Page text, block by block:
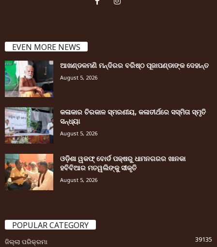
EVEN MORE NEWS
ଆଖଣ୍ଡଳମଣି ମନ୍ଦିରର ବରିଷ୍ଠ ପୂଜାପଣ୍ଡାଙ୍କ ଦେହାନ୍ତ
August 5, 2026
କଳାକାର ଚିରକାଳ ସ୍ମରଣୀୟ, କଳାତୀର୍ଥରେ ସସ୍ମିତା ସ୍ମୃତି
ସନ୍ଧ୍ୟା
August 5, 2026
ଓଡ଼ିଶା ୱକଫ୍ ବୋର୍ଡ ପକ୍ଷରୁ ଧାମନଗରର ଖାନକା
ହବିବିଆର ମତୱଲିଙ୍କୁ ସୀକୃତି
August 5, 2026
POPULAR CATEGORY
ଜିଲ୍ଲା ପରିକ୍ରମା
39135